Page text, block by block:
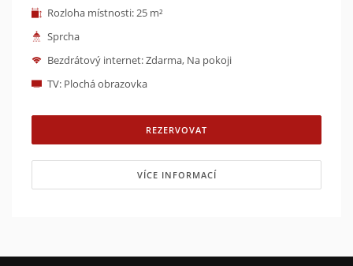
Rozloha místnosti: 25 m²
Sprcha
Bezdrátový internet: Zdarma, Na pokoji
TV: Plochá obrazovka
REZERVOVAT
VÍCE INFORMACÍ